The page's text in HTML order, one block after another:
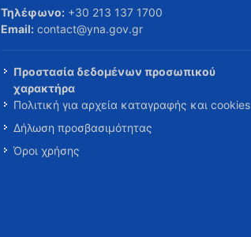
Τηλέφωνο: +30 213 137 1700
Email: contact@yna.gov.gr
Προστασία δεδομένων προσωπικού
χαρακτήρα
Πολιτική για αρχεία καταγραφής και cookies
Δήλωση προσβασιμότητας
Όροι χρήσης